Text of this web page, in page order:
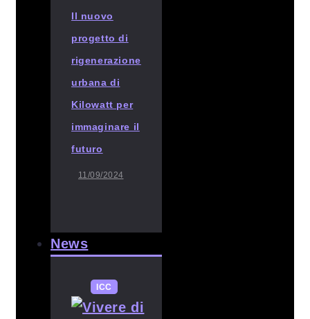
Il nuovo
progetto di
rigenerazione
urbana di
Kilowatt per
immaginare il
futuro
11/09/2024
News
ICC